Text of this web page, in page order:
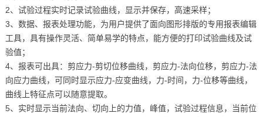
2、试验过程实时记录试验曲线，显示并保存，高速采样；
3、数据、报表处理功能，为用户提供了面向图形排版的专用报表编辑
工具，具有操作灵活、简单易学的特点，能方便的打印试验曲线及试
验值；
4、报表可出具：剪应力-剪切位移曲线，剪应力-法向位移，剪应力-法
向应力曲线，可同时显示应力-应变曲线，力-时间，力-位移等曲线，
曲线上特征点可以随意提取。
5、实时显示当前法向、切向上的力值，峰值，试验过程信息，当前位